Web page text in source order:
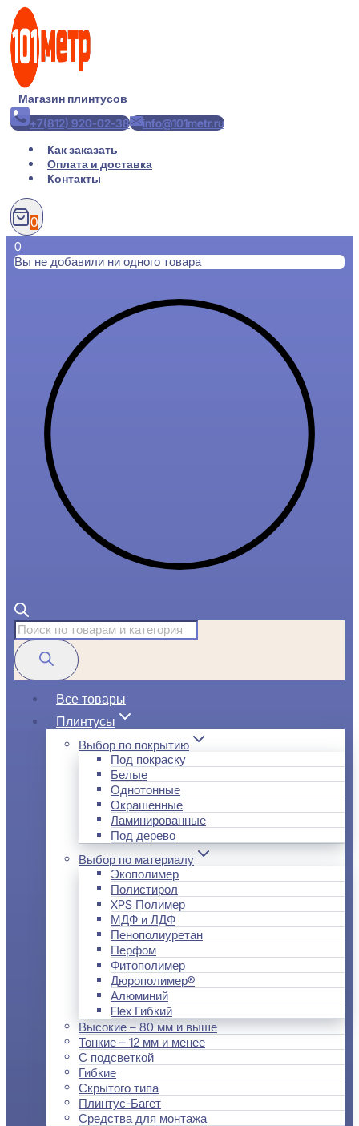
Перейти
содержимому
Магазин плинтусов
+7(812) 920-02-38
info@101metr.ru
Как заказать
Оплата и доставка
Контакты
0
0
Вы не добавили ни одного товара
Поиск
товаров
Все товары
Плинтусы
Выбор по покрытию
Под покраску
Белые
Однотонные
Окрашенные
Ламинированные
Под дерево
Выбор по материалу
Экополимер
Полистирол
XPS Полимер
МДФ и ЛДФ
Пенополиуретан
Перфом
Фитополимер
Дюрополимер®
Алюминий
Flex Гибкий
Высокие – 80 мм и выше
Тонкие – 12 мм и менее
С подсветкой
Гибкие
Скрытого типа
Плинтус-Багет
Средства для монтажа